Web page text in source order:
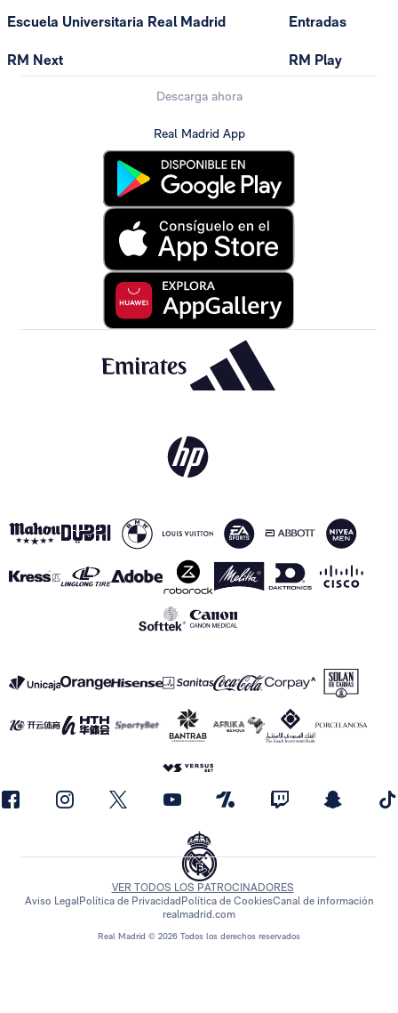
Escuela Universitaria Real Madrid
RM Next
Entradas
RM Play
Descarga ahora
Real Madrid App
Real Madrid © 2026 Todos los derechos reservados
VER TODOS LOS PATROCINADORES
Aviso LegalPolítica de Privacidad Política de CookiesCanal de información
realmadrid.com